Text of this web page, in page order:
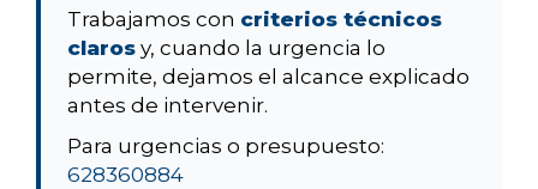
Trabajamos con criterios técnicos
claros y, cuando la urgencia lo
permite, dejamos el alcance explicado
antes de intervenir.
Para urgencias o presupuesto:
628360884